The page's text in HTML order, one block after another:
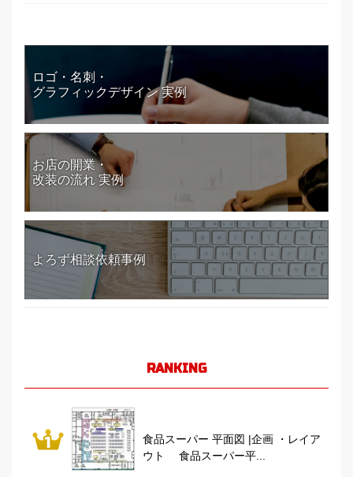
ロゴ・名刺・
グラフィックデザイン 実例
お店の開業・
改装の流れ 実例
よろず相談依頼事例
RANKING
食品スーパー 平面図 |企画 ・レイア
ウト 食品スーパー平...